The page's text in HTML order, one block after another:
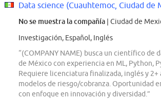
Data science (Cuauhtemoc, Ciudad de
No se muestra la compañía | Ciudad de
Investigación, Español, Inglés
“(COMPANY NAME) busca un científico de
de México con experiencia en ML, Python,
Requiere licenciatura finalizada, inglés y 2+
modelos de riesgo/cobranza. Oportunidad
con enfoque en innovación y diversidad.”